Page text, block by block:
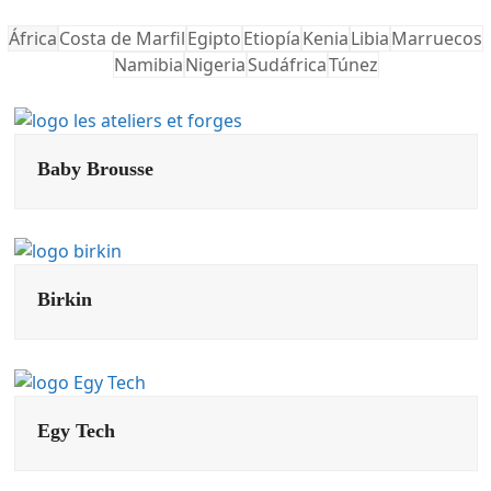
ÁfricaCosta de MarfilEgiptoEtiopíaKeniaLibiaMarruecos
NamibiaNigeriaSudáfricaTúnez
Baby Brousse
Birkin
Egy Tech